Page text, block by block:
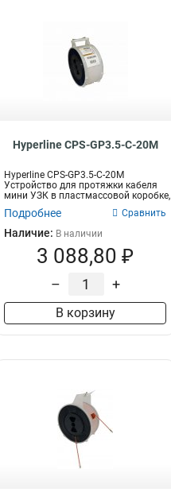
Hyperline CPS-GP3.5-C-20M
Hyperline CPS-GP3.5-C-20M
Устройство для протяжки кабеля
мини УЗК в пластмассовой коробке,
Подробнее Сравнить
Наличие: В наличии
3 088,80 ₽
– +
В корзину